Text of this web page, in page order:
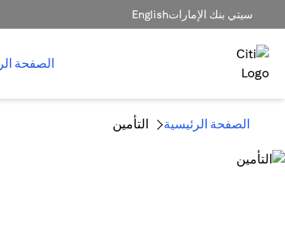
سيتي بنك الإماراتEnglish
الصفحة
الصفحة الرئيسية التأمين